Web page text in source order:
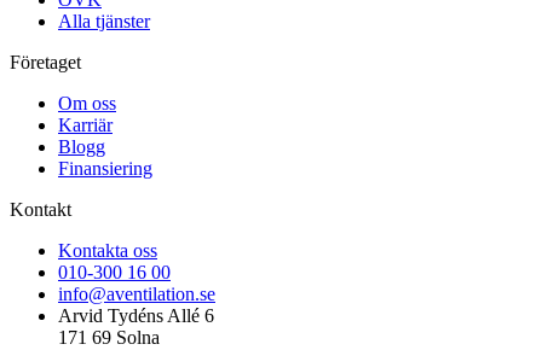
Alla tjänster
Företaget
Om oss
Karriär
Blogg
Finansiering
Kontakt
Kontakta oss
010-300 16 00
info@aventilation.se
Arvid Tydéns Allé 6
171 69 Solna